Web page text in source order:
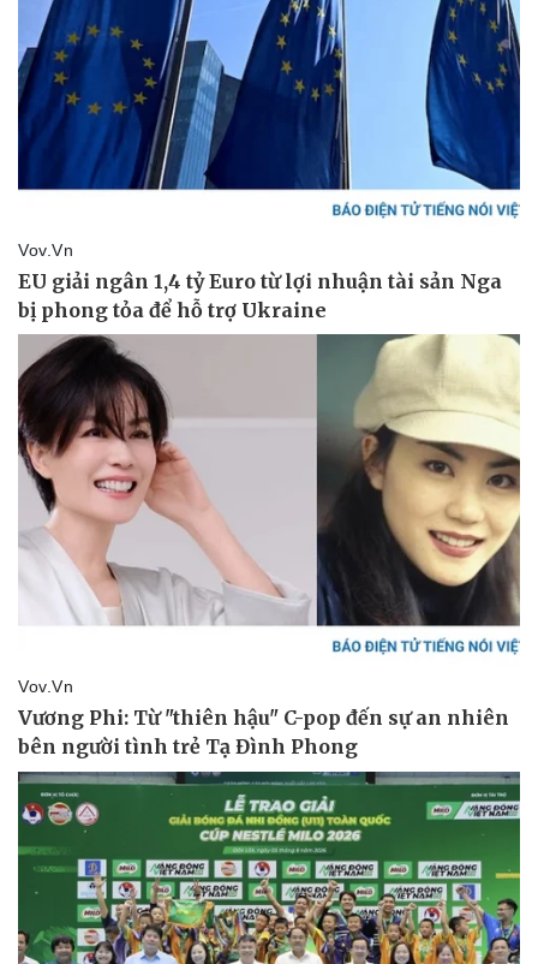
Tin nóng
Tư vấn luật
Quân sự - Quốc phòng
Phân tích